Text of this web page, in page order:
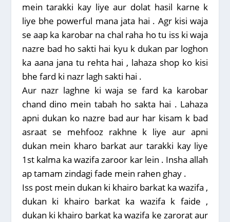
mein tarakki kay liye aur dolat hasil karne k
liye bhe powerful mana jata hai . Agr kisi waja
se aap ka karobar na chal raha ho tu iss ki waja
nazre bad ho sakti hai kyu k dukan par loghon
ka aana jana tu rehta hai , lahaza shop ko kisi
bhe fard ki nazr lagh sakti hai .
Aur nazr laghne ki waja se fard ka karobar
chand dino mein tabah ho sakta hai . Lahaza
apni dukan ko nazre bad aur har kisam k bad
asraat se mehfooz rakhne k liye aur apni
dukan mein kharo barkat aur tarakki kay liye
1st kalma ka wazifa zaroor kar lein . Insha allah
ap tamam zindagi fade mein rahen ghay .
Iss post mein dukan ki khairo barkat ka wazifa ,
dukan ki khairo barkat ka wazifa k faide ,
dukan ki khairo barkat ka wazifa ke zarorat aur